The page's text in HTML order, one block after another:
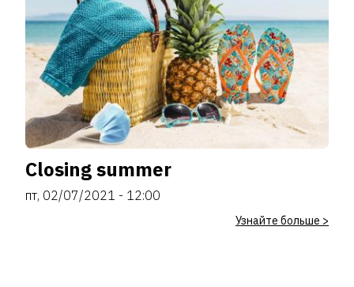
Closing summer
пт, 02/07/2021 - 12:00
Узнайте больше >